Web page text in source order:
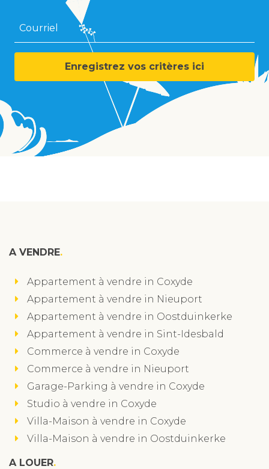
Courriel
Enregistrez vos critères ici
A VENDRE
Appartement à vendre in Coxyde
Appartement à vendre in Nieuport
Appartement à vendre in Oostduinkerke
Appartement à vendre in Sint-Idesbald
Commerce à vendre in Coxyde
Commerce à vendre in Nieuport
Garage-Parking à vendre in Coxyde
Studio à vendre in Coxyde
Villa-Maison à vendre in Coxyde
Villa-Maison à vendre in Oostduinkerke
A LOUER